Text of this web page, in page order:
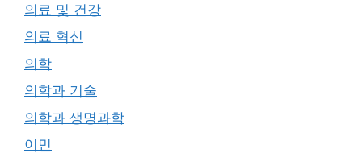
의료 및 건강
의료 혁신
의학
의학과 기술
의학과 생명과학
이민